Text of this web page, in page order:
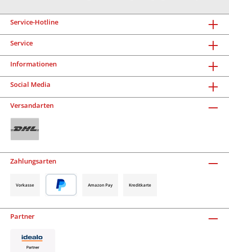
Service-Hotline
Service
Informationen
Social Media
Versandarten
Zahlungsarten
Vorkasse Amazon Pay Kreditkarte
Partner